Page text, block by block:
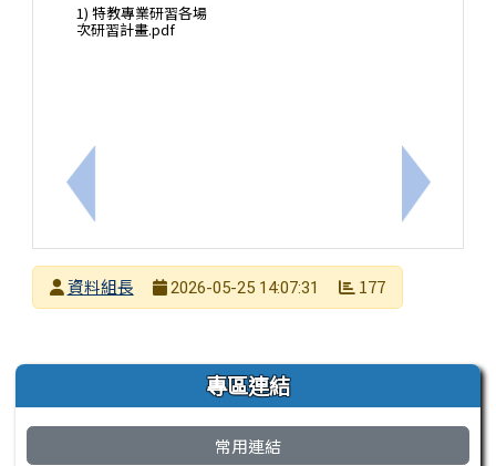
上一筆：教育部國民及學前教育署辦理115年度弘揚
1) 特教專業研習各場
次研習計畫.pdf
下一筆：
發布者
資料組長
2026-05-25 14:07:31 177
左邊區域內容 專區連結
常用連結